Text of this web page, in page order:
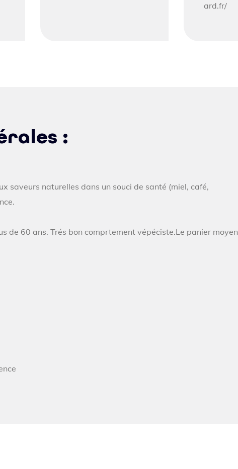
ard.fr/
:
saveurs naturelles dans un souci de santé (miel, café,
de 60 ans. Trés bon comprtement vépéciste.Le panier moyen